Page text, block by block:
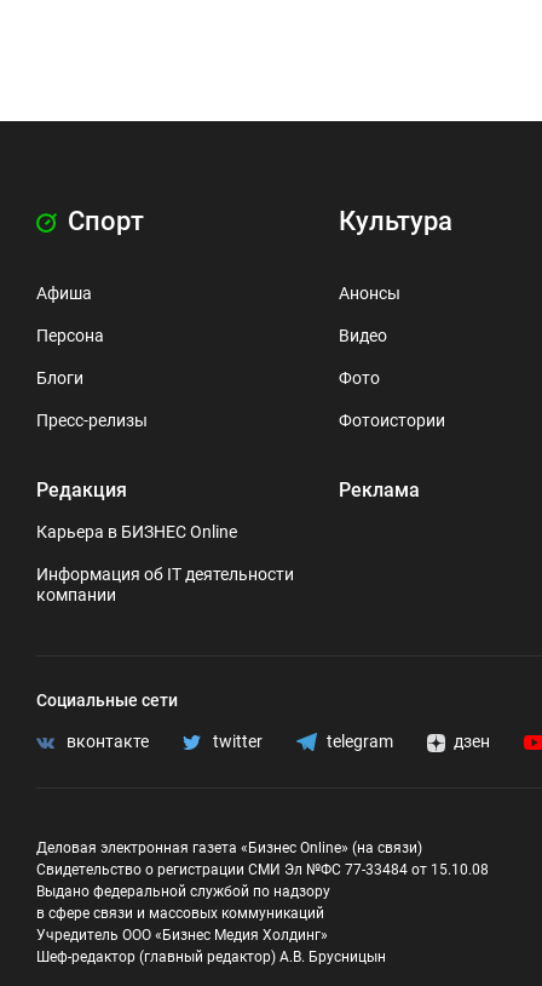
Спорт
Афиша
Персона
Блоги
Пресс-релизы
Редакция
Карьера в БИЗНЕС Online
Информация об IT деятельности
компании
Культура
Анонсы
Видео
Фото
Фотоистории
Реклама
Социальные сети
вконтакте twitter telegram дзен
Деловая электронная газета «Бизнес Online» (на связи)
Свидетельство о регистрации СМИ Эл №ФС 77-33484 от 15.10.08
Выдано федеральной службой по надзору
в сфере связи и массовых коммуникаций
Учредитель ООО «Бизнес Медия Холдинг»
Шеф-редактор (главный редактор) А.В. Брусницын